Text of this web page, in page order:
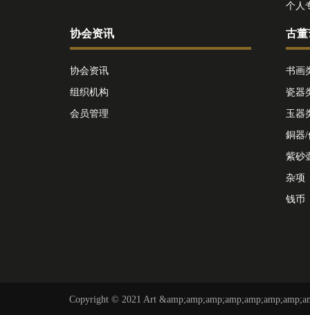
个人
协会资讯
协会资讯
组织机构
会员管理
古
书画
瓷器
玉器
銅器/
紫砂
杂项
钱币
Copyright © 2021 Art